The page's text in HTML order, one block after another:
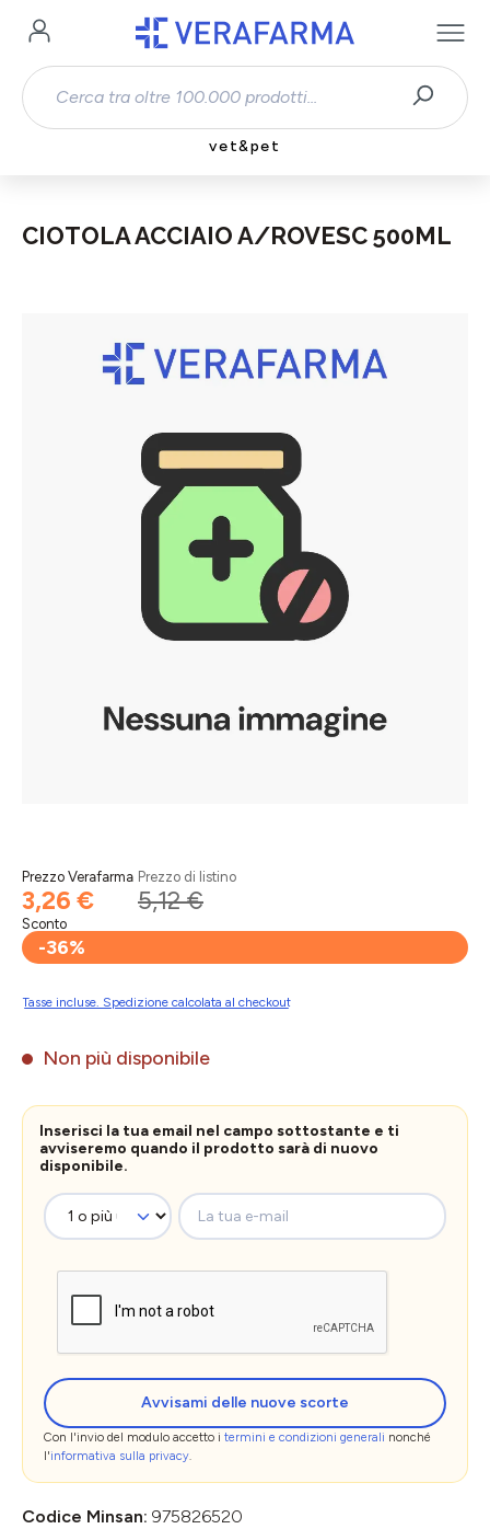
Passa al contenuto principale
vet&pet
CIOTOLA ACCIAIO A/ROVESC 500ML
Prezzo Verafarma
3,26 €
Prezzo di listino
5,12 €
Sconto
-36%
Tasse incluse. Spedizione calcolata al checkout
Non più disponibile
Inserisci la tua email nel campo sottostante e ti
avviseremo quando il prodotto sarà di nuovo
disponibile.
La tua e-mail
Avvisami delle nuove scorte
Con l'invio del modulo accetto i termini e condizioni generali nonché
l'informativa sulla privacy.
Codice Minsan: 975826520